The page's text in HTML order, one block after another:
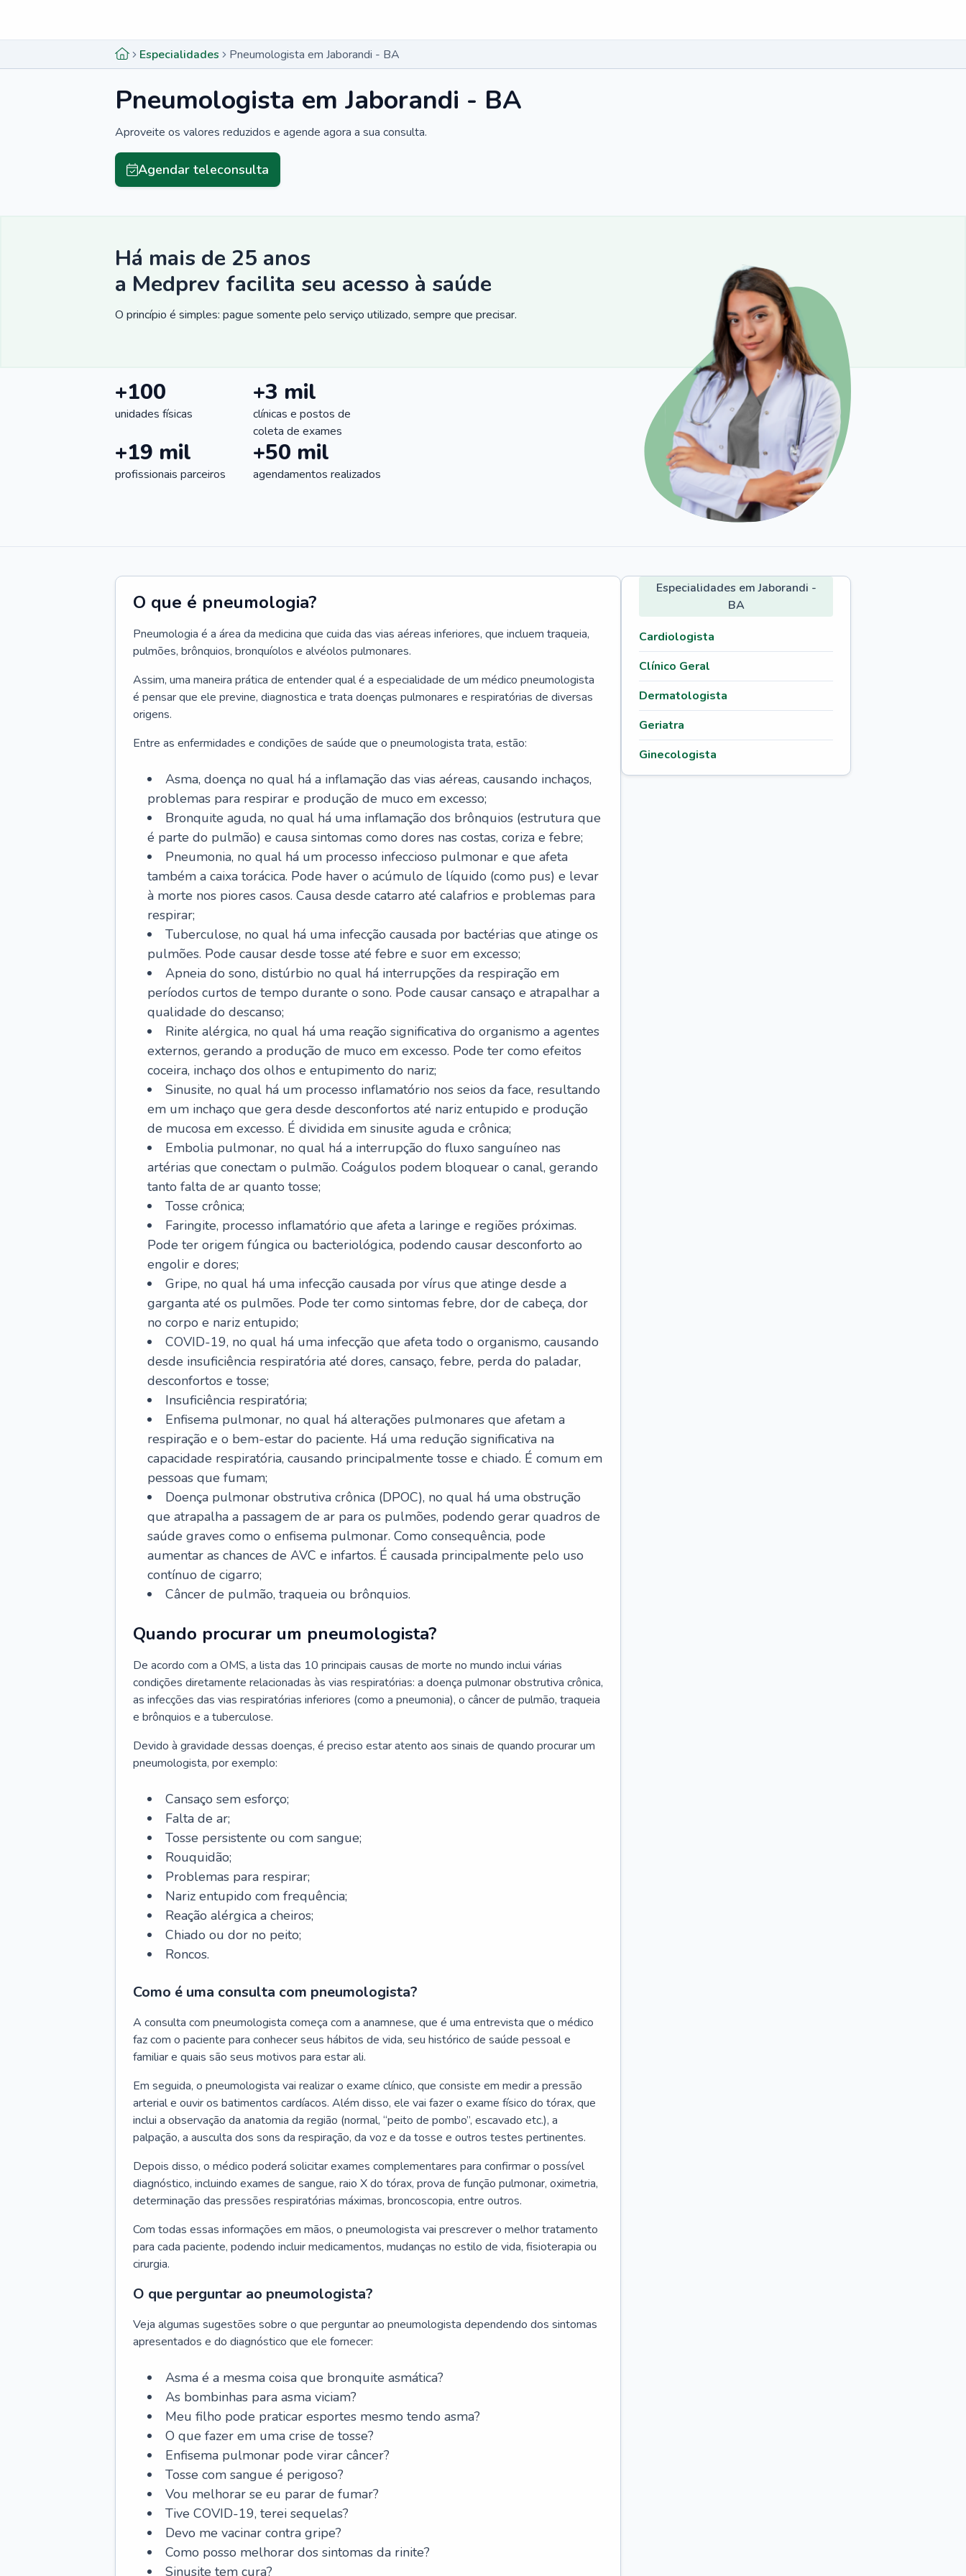
Especialidades Pneumologista em Jaborandi - BA
Pneumologista em Jaborandi - BA
Aproveite os valores reduzidos e agende agora a sua consulta.
Agendar teleconsulta
Há mais de 25 anos
a Medprev facilita seu acesso à saúde
O princípio é simples: pague somente pelo serviço utilizado, sempre que precisar.
+100
unidades físicas
+3 mil
clínicas e postos de
coleta de exames
+19 mil
profissionais parceiros
+50 mil
agendamentos realizados
O que é pneumologia?
Pneumologia é a área da medicina que cuida das vias aéreas inferiores, que incluem traqueia,
pulmões, brônquios, bronquíolos e alvéolos pulmonares.
Assim, uma maneira prática de entender qual é a especialidade de um médico pneumologista
é pensar que ele previne, diagnostica e trata doenças pulmonares e respiratórias de diversas
origens.
Entre as enfermidades e condições de saúde que o pneumologista trata, estão:
Asma, doença no qual há a inflamação das vias aéreas, causando inchaços,
problemas para respirar e produção de muco em excesso;
Bronquite aguda, no qual há uma inflamação dos brônquios (estrutura que
é parte do pulmão) e causa sintomas como dores nas costas, coriza e febre;
Pneumonia, no qual há um processo infeccioso pulmonar e que afeta
também a caixa torácica. Pode haver o acúmulo de líquido (como pus) e levar
à morte nos piores casos. Causa desde catarro até calafrios e problemas para
respirar;
Tuberculose, no qual há uma infecção causada por bactérias que atinge os
pulmões. Pode causar desde tosse até febre e suor em excesso;
Apneia do sono, distúrbio no qual há interrupções da respiração em
períodos curtos de tempo durante o sono. Pode causar cansaço e atrapalhar a
qualidade do descanso;
Rinite alérgica, no qual há uma reação significativa do organismo a agentes
externos, gerando a produção de muco em excesso. Pode ter como efeitos
coceira, inchaço dos olhos e entupimento do nariz;
Sinusite, no qual há um processo inflamatório nos seios da face, resultando
em um inchaço que gera desde desconfortos até nariz entupido e produção
de mucosa em excesso. É dividida em sinusite aguda e crônica;
Embolia pulmonar, no qual há a interrupção do fluxo sanguíneo nas
artérias que conectam o pulmão. Coágulos podem bloquear o canal, gerando
tanto falta de ar quanto tosse;
Tosse crônica;
Faringite, processo inflamatório que afeta a laringe e regiões próximas.
Pode ter origem fúngica ou bacteriológica, podendo causar desconforto ao
engolir e dores;
Gripe, no qual há uma infecção causada por vírus que atinge desde a
garganta até os pulmões. Pode ter como sintomas febre, dor de cabeça, dor
no corpo e nariz entupido;
COVID-19, no qual há uma infecção que afeta todo o organismo, causando
desde insuficiência respiratória até dores, cansaço, febre, perda do paladar,
desconfortos e tosse;
Insuficiência respiratória;
Enfisema pulmonar, no qual há alterações pulmonares que afetam a
respiração e o bem-estar do paciente. Há uma redução significativa na
capacidade respiratória, causando principalmente tosse e chiado. É comum em
pessoas que fumam;
Doença pulmonar obstrutiva crônica (DPOC), no qual há uma obstrução
que atrapalha a passagem de ar para os pulmões, podendo gerar quadros de
saúde graves como o enfisema pulmonar. Como consequência, pode
aumentar as chances de AVC e infartos. É causada principalmente pelo uso
contínuo de cigarro;
Câncer de pulmão, traqueia ou brônquios.
Quando procurar um pneumologista?
De acordo com a OMS, a lista das 10 principais causas de morte no mundo inclui várias
condições diretamente relacionadas às vias respiratórias: a doença pulmonar obstrutiva crônica,
as infecções das vias respiratórias inferiores (como a pneumonia), o câncer de pulmão, traqueia
e brônquios e a tuberculose.
Devido à gravidade dessas doenças, é preciso estar atento aos sinais de quando procurar um
pneumologista, por exemplo:
Cansaço sem esforço;
Falta de ar;
Tosse persistente ou com sangue;
Rouquidão;
Problemas para respirar;
Nariz entupido com frequência;
Reação alérgica a cheiros;
Chiado ou dor no peito;
Roncos.
Como é uma consulta com pneumologista?
A consulta com pneumologista começa com a anamnese, que é uma entrevista que o médico
faz com o paciente para conhecer seus hábitos de vida, seu histórico de saúde pessoal e
familiar e quais são seus motivos para estar ali.
Em seguida, o pneumologista vai realizar o exame clínico, que consiste em medir a pressão
arterial e ouvir os batimentos cardíacos. Além disso, ele vai fazer o exame físico do tórax, que
inclui a observação da anatomia da região (normal, “peito de pombo”, escavado etc.), a
palpação, a ausculta dos sons da respiração, da voz e da tosse e outros testes pertinentes.
Depois disso, o médico poderá solicitar exames complementares para confirmar o possível
diagnóstico, incluindo exames de sangue, raio X do tórax, prova de função pulmonar, oximetria,
determinação das pressões respiratórias máximas, broncoscopia, entre outros.
Com todas essas informações em mãos, o pneumologista vai prescrever o melhor tratamento
para cada paciente, podendo incluir medicamentos, mudanças no estilo de vida, fisioterapia ou
cirurgia.
O que perguntar ao pneumologista?
Veja algumas sugestões sobre o que perguntar ao pneumologista dependendo dos sintomas
apresentados e do diagnóstico que ele fornecer:
Asma é a mesma coisa que bronquite asmática?
As bombinhas para asma viciam?
Meu filho pode praticar esportes mesmo tendo asma?
O que fazer em uma crise de tosse?
Enfisema pulmonar pode virar câncer?
Tosse com sangue é perigoso?
Vou melhorar se eu parar de fumar?
Tive COVID-19, terei sequelas?
Devo me vacinar contra gripe?
Como posso melhorar dos sintomas da rinite?
Sinusite tem cura?
Especialidades em Jaborandi -
BA
Cardiologista
Clínico Geral
Dermatologista
Geriatra
Ginecologista